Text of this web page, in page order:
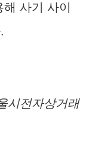
사기 사이
시전자상거래